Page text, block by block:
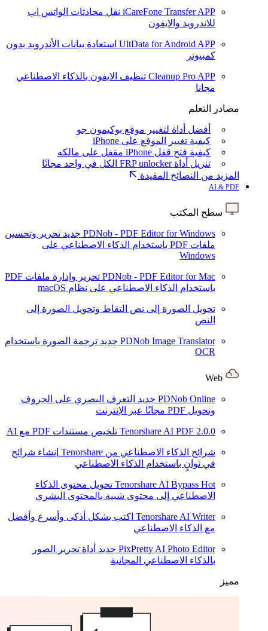
iCareFone Transfer APP نقل محادثات الواتس اب
للاندرويد والايفون
UltData for Android APP استعادة بيانات الأندرويد بدون
كمبيوتر
Cleanup Pro APP تنظيف الايفون بالذكاء الاصطناعي
مجانا
مصادر التعلم
أفضل أداة لتغيير موقع بوكيمون جو
كيفية تغيير الموقع على iPhone
كيفية فتح قفل iPhone مقفل على مالكه
تنزيل أداة FRP unlocker الكل في واحد مجانًا
المزيد من النصائح المفيدة
AI & PDF
سطح المكتب
PDNob - PDF Editor for Windows جديد تحرير وتحسين
ملفات PDF باستخدام الذكاء الاصطناعي على
Windows
PDNob - PDF Editor for Mac
تحرير وإدارة ملفات PDF
باستخدام الذكاء الاصطناعي على نظام macOS
تحويل الصورة إلى نص التقاط وتحويل الصورة إلى
النص
PDNob Image Translator جديد ترجمة الصورة باستخدام
OCR
PDNob Online جديد التعرف البصري على الحروف
وتحويل PDF مجانًا عبر الإنترنت
Tenorshare AI PDF 2.0.0 تلخيص مستندات PDF مع AI
شرائح الذكاء الاصطناعي من Tenorshare
إنشاء شرائح
في ثوانٍ باستخدام الذكاء الاصطناعي
Tenorshare AI Bypass Hot
تحويل محتوى الذكاء
الاصطناعي إلى محتوى شبيه بالمحتوى البشري
Tenorshare AI Writer اكتب بشكل أذكى وأسرع وأفضل
مع الذكاء الاصطناعي
PixPretty AI Photo Editor جديد أداة تحرير الصور
بالذكاء الاصطناعي المجانية
مميز